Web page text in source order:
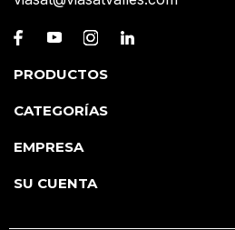
PRODUCTOS
CATEGORÍAS
EMPRESA
SU CUENTA